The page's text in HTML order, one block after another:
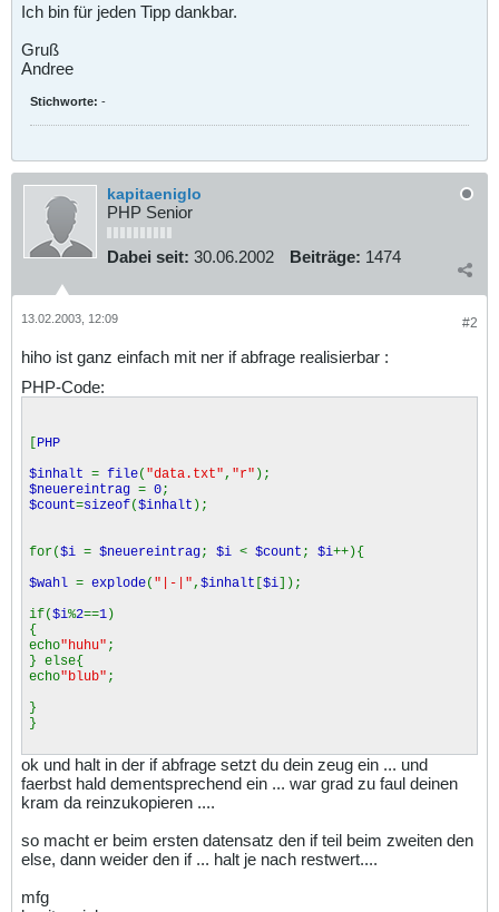
Ich bin für jeden Tipp dankbar.
Gruß
Andree
Stichworte: -
kapitaeniglo
PHP Senior
Dabei seit: 30.06.2002 Beiträge: 1474
#2
13.02.2003, 12:09
hiho ist ganz einfach mit ner if abfrage realisierbar :
PHP-Code:
[PHP
$inhalt = file( "data.txt" , "r" );
$neuereintrag = 0;
$count=sizeof($inhalt );
for($i = $neuereintrag; $i < $count ; $i++){
$wahl = explode( "|-|" , $inhalt [$i]);
if($i%2==1)
{
echo"huhu" ;
} else{
echo"blub" ;
}
}
ok und halt in der if abfrage setzt du dein zeug ein ... und
faerbst hald dementsprechend ein ... war grad zu faul deinen
kram da reinzukopieren ....
so macht er beim ersten datensatz den if teil beim zweiten den
else, dann weider den if ... halt je nach restwert....
mfg